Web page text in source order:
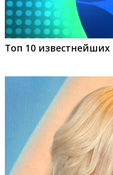
Топ 10 известнейших